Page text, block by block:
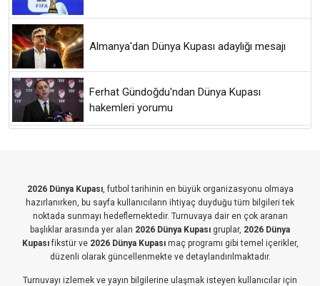
Almanya'dan Dünya Kupası adaylığı mesajı
Ferhat Gündoğdu'ndan Dünya Kupası
hakemleri yorumu
2026 Dünya Kupası, futbol tarihinin en büyük organizasyonu olmaya
hazırlanırken, bu sayfa kullanıcıların ihtiyaç duyduğu tüm bilgileri tek
noktada sunmayı hedeflemektedir. Turnuvaya dair en çok aranan
başlıklar arasında yer alan 2026 Dünya Kupası gruplar, 2026 Dünya
Kupasıfikstür ve 2026 Dünya Kupasımaç programı gibi temel içerikler,
düzenli olarak güncellenmekte ve detaylandırılmaktadır.
Turnuvayı izlemek ve yayın bilgilerine ulaşmak isteyen kullanıcılar için